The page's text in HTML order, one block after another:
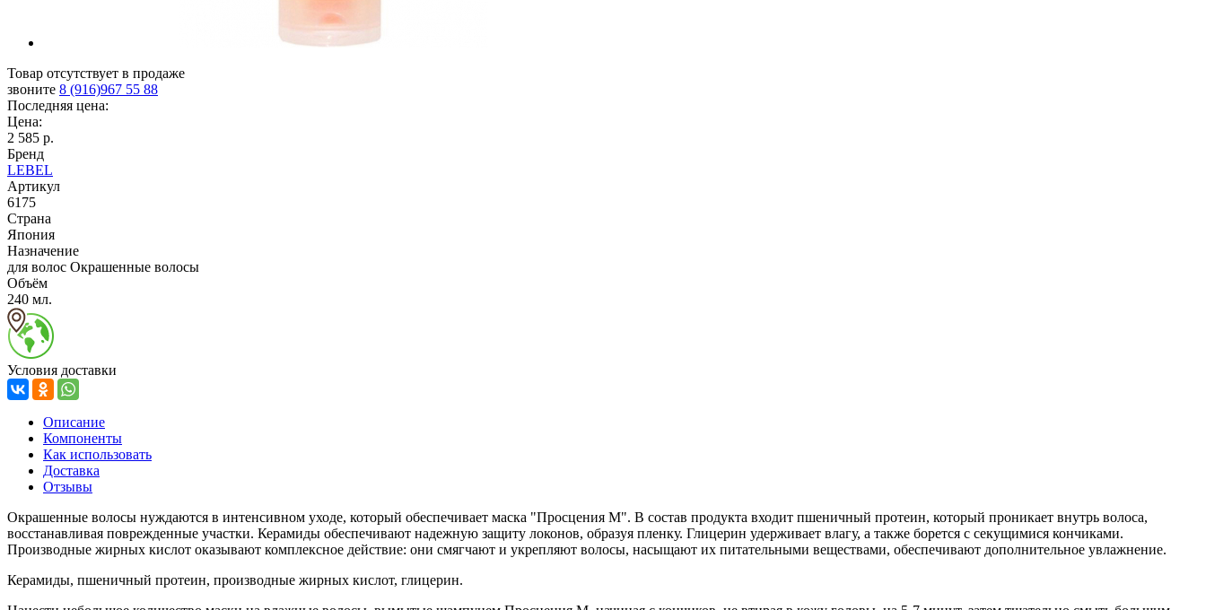
Товар отсутствует в продаже
звоните 8 (916)967 55 88
Последняя цена:
Цена:
2 585 р.
Бренд
LEBEL
Артикул
6175
Страна
Япония
Назначение
для волос Окрашенные волосы
Объём
240 мл.
Условия доставки
Описание
Компоненты
Как использовать
Доставка
Отзывы
Окрашенные волосы нуждаются в интенсивном уходе, который обеспечивает маска "Просцения М". В состав продукта входит пшеничный протеин, который проникает внутрь волоса,
восстанавливая поврежденные участки. Керамиды обеспечивают надежную защиту локонов, образуя пленку. Глицерин удерживает влагу, а также борется с секущимися кончиками.
Производные жирных кислот оказывают комплексное действие: они смягчают и укрепляют волосы, насыщают их питательными веществами, обеспечивают дополнительное увлажнение.
Керамиды, пшеничный протеин, производные жирных кислот, глицерин.